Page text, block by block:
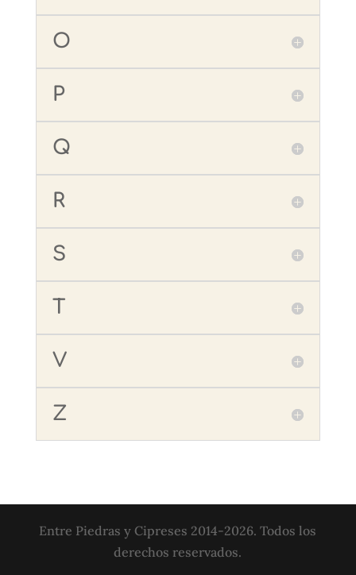
O
P
Q
R
S
T
V
Z
Entre Piedras y Cipreses 2014-2026. Todos los
derechos reservados.